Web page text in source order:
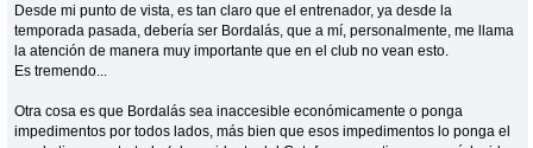
Desde mi punto de vista, es tan claro que el entrenador, ya desde la
temporada pasada, debería ser Bordalás, que a mí, personalmente, me llama
la atención de manera muy importante que en el club no vean esto.
Es tremendo...
Otra cosa es que Bordalás sea inaccesible económicamente o ponga
impedimentos por todos lados, más bien que esos impedimentos lo ponga el